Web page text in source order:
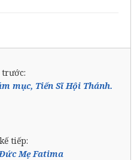
trước:
mục, Tiến Sĩ Hội Thánh.
tiếp:
Mẹ Fatima